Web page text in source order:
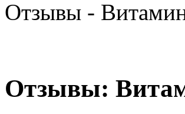
Отзывы -
Отзывы: